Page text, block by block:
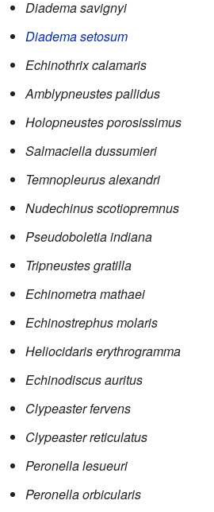
Diadema savignyi
Diadema setosum
Echinothrix calamaris
Amblypneustes pallidus
Holopneustes porosissimus
Salmaciella dussumieri
Temnopleurus alexandri
Nudechinus scotiopremnus
Pseudoboletia indiana
Tripneustes gratilla
Echinometra mathaei
Echinostrephus molaris
Heliocidaris erythrogramma
Echinodiscus auritus
Clypeaster fervens
Clypeaster reticulatus
Peronella lesueuri
Peronella orbicularis